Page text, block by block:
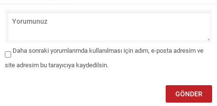
Daha sonraki yorumlarımda kullanılması için adım, e-posta adresim ve
site adresim bu tarayıcıya kaydedilsin.